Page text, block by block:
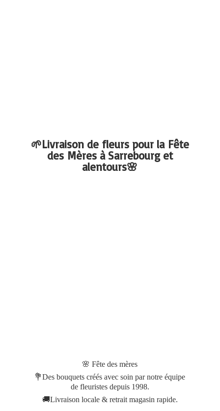
🌱Livraison de fleurs pour la Fête
des Mères à Sarrebourg et
alentours🌸
🌸 Fête des mères
💐Des bouquets créés avec soin par notre équipe
de fleuristes depuis 1998.
🚚Livraison locale & retrait magasin rapide.